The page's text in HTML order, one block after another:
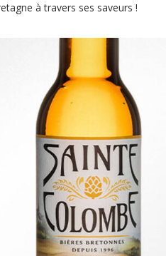
à travers ses saveurs !